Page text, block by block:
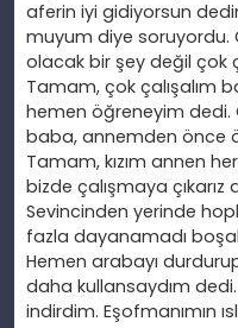
aferin iyi gidiyorsun
muyum diye soruyordu.
olacak bir şey değil çok
Tamam, çok çalışalım
hemen öğreneyim dedi.
baba, annemden önce
Tamam, kızım annen
bizde çalışmaya
Sevincinden yerinde
fazla dayanamadı
Hemen arabayı
daha kullansaydım
indirdim. Eşofmanımın